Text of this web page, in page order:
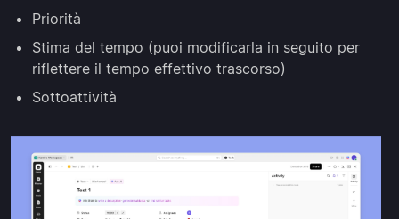
Priorità
Stima del tempo (puoi modificarla in seguito per
riflettere il tempo effettivo trascorso)
Sottoattività